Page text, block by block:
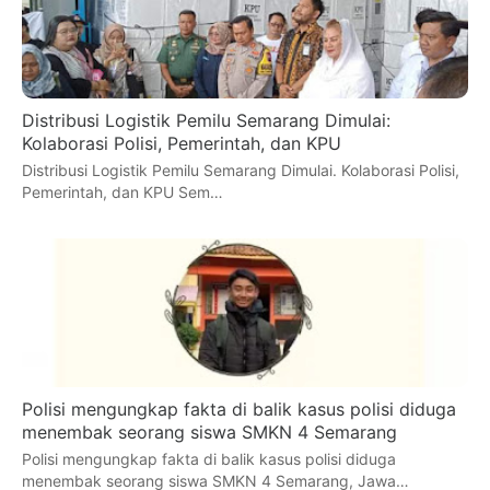
Distribusi Logistik Pemilu Semarang Dimulai:
Kolaborasi Polisi, Pemerintah, dan KPU
Distribusi Logistik Pemilu Semarang Dimulai. Kolaborasi Polisi,
Pemerintah, dan KPU Sem…
Polisi mengungkap fakta di balik kasus polisi diduga
menembak seorang siswa SMKN 4 Semarang
Polisi mengungkap fakta di balik kasus polisi diduga
menembak seorang siswa SMKN 4 Semarang, Jawa…